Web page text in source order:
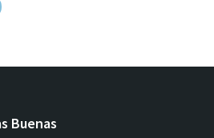
Buenas